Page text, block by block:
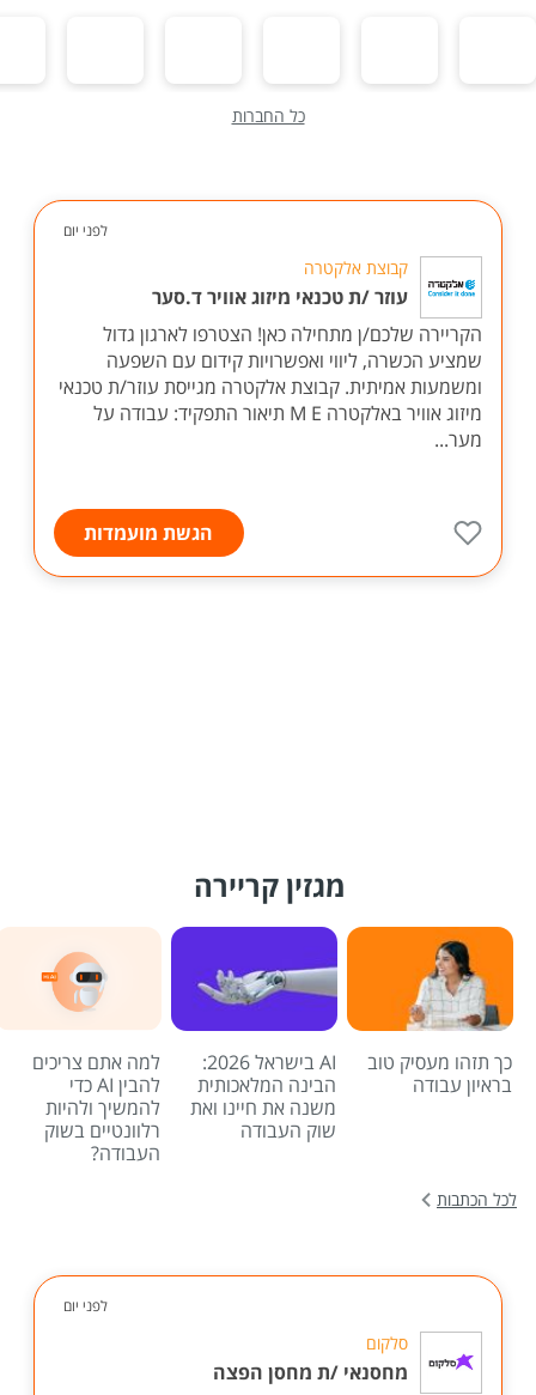
כל החברות
לפני יום
קבוצת אלקטרה
עוזר /ת טכנאי מיזוג אוויר ד.סער
הקריירה שלכם/ן מתחילה כאן! הצטרפו לארגון גדול
שמציע הכשרה, ליווי ואפשרויות קידום עם השפעה
ומשמעות אמיתית. קבוצת אלקטרה מגייסת עוזר/ת טכנאי
מיזוג אוויר באלקטרה M E תיאור התפקיד: עבודה על
מער...
הגשת מועמדות
מגזין קריירה
כך תזהו מעסיק טוב
בראיון עבודה
AI בישראל 2026:
הבינה המלאכותית
משנה את חיינו ואת
שוק העבודה
למה אתם צריכים
להבין AI כדי
להמשיך ולהיות
רלוונטיים בשוק
העבודה?
לכל הכתבות
לפני יום
סלקום
מחסנאי /ת מחסן הפצה